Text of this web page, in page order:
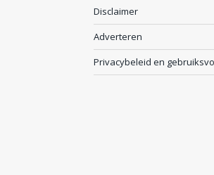
Disclaimer
Adverteren
Privacybeleid en